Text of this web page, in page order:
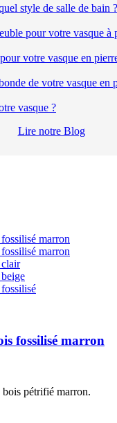
style de salle de bain ?
pour votre vasque à
votre vasque en
de votre vasque en
vasque ?
Lire notre Blog
fossilisé marron
pétrifié marron.